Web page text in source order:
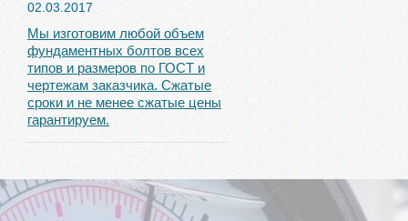
02.03.2017
Мы изготовим любой объем
фундаментных болтов всех
типов и размеров по ГОСТ и
чертежам заказчика. Сжатые
сроки и не менее сжатые цены
гарантируем.